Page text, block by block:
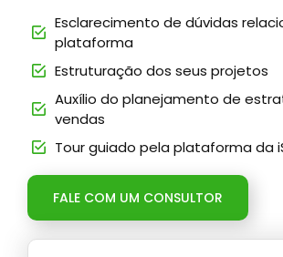
Esclarecimento de dúvidas
plataforma
Estruturação dos seus projetos
Auxílio do planejamento de
vendas
Tour guiado pela plataforma da
FALE COM UM CONSULTOR